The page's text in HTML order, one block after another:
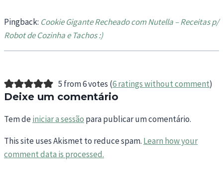
Pingback: Cookie Gigante Recheado com Nutella – Receitas p/
Robot de Cozinha e Tachos :)
5 from 6 votes (6 ratings without comment)
Deixe um comentário
Tem deiniciar a sessão para publicar um comentário.
This site uses Akismet to reduce spam. Learn how your
comment data is processed.